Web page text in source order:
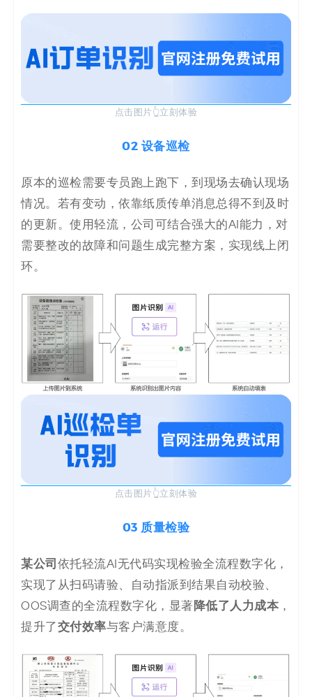
点击图片👆立刻体验
02 设备巡检
原本的巡检需要专员跑上跑下，到现场去确认现场
情况。若有变动，依靠纸质传单消息总得不到及时
的更新。使用轻流，公司可结合强大的AI能力，对
需要整改的故障和问题生成完整方案，实现线上闭
环。
点击图片👆立刻体验
03 质量检验
某公司 依托轻流AI无代码实现检验全流程数字化，
实现了从扫码请验、自动指派到结果自动校验、
OOS调查的全流程数字化，显著 降低了人力成本，
提升了交付效率与客户满意度。